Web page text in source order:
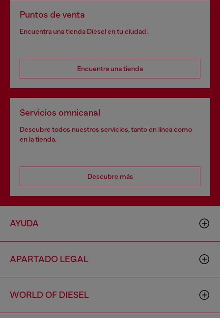
Puntos de venta
Encuentra una tienda Diesel en tu ciudad.
Encuentra una tienda
Servicios omnicanal
Descubre todos nuestros servicios, tanto en línea como
en la tienda.
Descubre más
AYUDA
APARTADO LEGAL
WORLD OF DIESEL